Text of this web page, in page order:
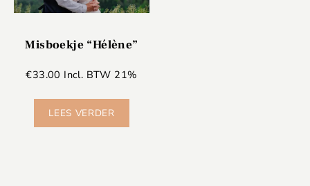
Misboekje “Hélène”
€33.00 Incl. BTW 21%
LEES VERDER